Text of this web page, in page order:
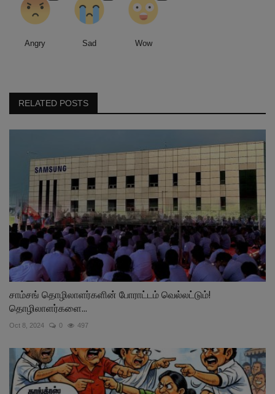
Angry Sad Wow
RELATED POSTS
சாம்சங் தொழிலாளர்களின் போராட்டம் வெல்லட்டும்!
தொழிலாளர்களை...
Oct 8, 2024 0 497